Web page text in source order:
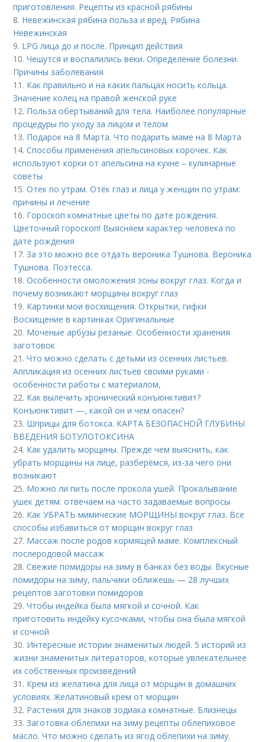
приготовления. Рецепты из красной рябины
8. Невежинская рябина польза и вред. Рябина
Невежинская
9. LPG лица до и после. Принцип действия
10.Чешутся и воспалились веки. Определение болезни.
Причины заболевания
11. Как правильно и на каких пальцах носить кольца.
Значение колец на правой женской руке
12. Польза обертываний для тела. Наиболее популярные
процедуры по уходу за лицом и телом
13. Подарок на 8 Марта. Что подарить маме на 8 Марта
14.Способы применения апельсиновых корочек. Как
используют корки от апельсина на кухне – кулинарные
советы
15.Отек по утрам. Отёк глаз и лица у женщин по утрам:
причины и лечение
16. Гороскоп комнатные цветы по дате рождения.
Цветочный гороскоп! Выясняем характер человека по
дате рождения
17.За это можно все отдать вероника Тушнова. Вероника
Тушнова. Поэтесса.
18.Особенности омоложения зоны вокруг глаз. Когда и
почему возникают морщины вокруг глаз
19. Картинки мои восхищения. Открытки, гифки
Восхищение в картинках Оригинальные
20. Моченые арбузы резаные. Особенности хранения
заготовок
21.Что можно сделать с детьми из осенних листьев.
Аппликация из осенних листьев своими руками -
особенности работы с материалом,
22. Как вылечить хронический конъюнктивит?
Конъюнктивит —, какой он и чем опасен?
23. Шприцы для ботокса. КАРТА БЕЗОПАСНОЙ ГЛУБИНЫ
ВВЕДЕНИЯ БОТУЛОТОКСИНА
24. Как удалить морщины. Прежде чем выяснить, как
убрать морщины на лице, разберёмся, из-за чего они
возникают
25. Можно ли пить после прокола ушей. Прокалывание
ушек детям: отвечаем на часто задаваемые вопросы
26. Как УБРАТЬ мимические МОРЩИНЫ вокруг глаз. Все
способы избавиться от морщин вокруг глаз
27. Массаж после родов кормящей маме. Комплексный
послеродовой массаж
28.Свежие помидоры на зиму в банках без воды. Вкусные
помидоры на зиму, пальчики оближешь — 28 лучших
рецептов заготовки помидоров
29.Чтобы индейка была мягкой и сочной. Как
приготовить индейку кусочками, чтобы она была мягкой
и сочной
30. Интересные истории знаменитых людей. 5 историй из
жизни знаменитых литераторов, которые увлекательнее
их собственных произведений
31. Крем из желатина для лица от морщин в домашних
условиях. Желатиновый крем от морщин
32. Растения для знаков зодиака комнатные. Близнецы
33.Заготовка облепихи на зиму рецепты облепиховое
масло. Что можно сделать из ягод облепихи на зиму.